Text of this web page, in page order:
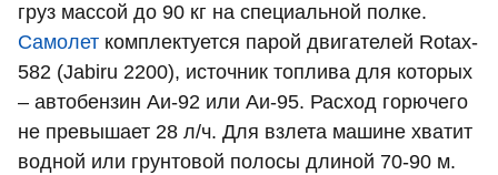
груз массой до 90 кг на специальной полке.
Самолет комплектуется парой двигателей Rotax-
582 (Jabiru 2200), источник топлива для которых
– автобензин Аи-92 или Аи-95. Расход горючего
не превышает 28 л/ч. Для взлета машине хватит
водной или грунтовой полосы длиной 70-90 м.